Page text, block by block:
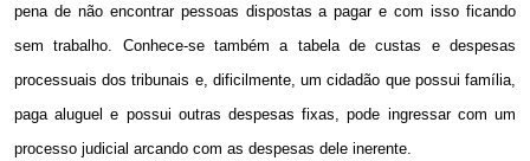
pena de não encontrar pessoas dispostas a pagar e com isso ficando
sem trabalho. Conhece-se também a tabela de custas e despesas
processuais dos tribunais e, dificilmente, um cidadão que possui família,
paga aluguel e possui outras despesas fixas, pode ingressar com um
processo judicial arcando com as despesas dele inerente.